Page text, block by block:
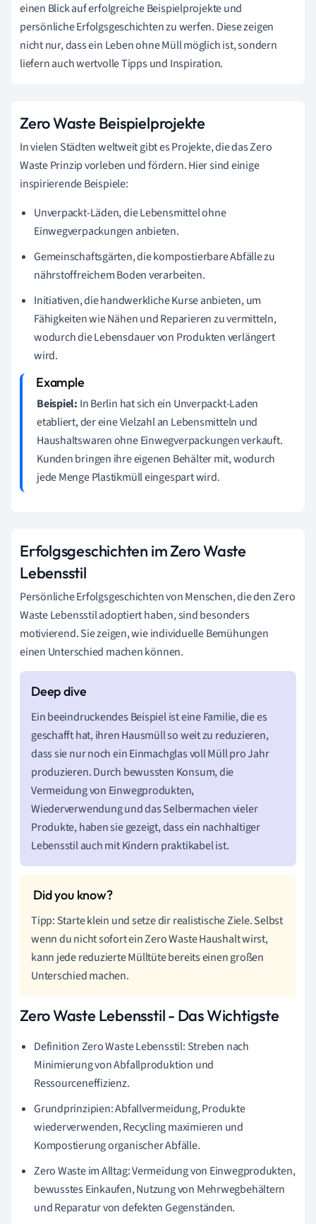
einen Blick auf erfolgreiche Beispielprojekte und
persönliche Erfolgsgeschichten zu werfen. Diese zeigen
nicht nur, dass ein Leben ohne Müll möglich ist, sondern
liefern auch wertvolle Tipps und Inspiration.
Zero Waste Beispielprojekte
In vielen Städten weltweit gibt es Projekte, die das Zero
Waste Prinzip vorleben und fördern. Hier sind einige
inspirierende Beispiele:
Unverpackt-Läden, die Lebensmittel ohne
Einwegverpackungen anbieten.
Gemeinschaftsgärten, die kompostierbare Abfälle zu
nährstoffreichem Boden verarbeiten.
Initiativen, die handwerkliche Kurse anbieten, um
Fähigkeiten wie Nähen und Reparieren zu vermitteln,
wodurch die Lebensdauer von Produkten verlängert
wird.
Beispiel: In Berlin hat sich ein Unverpackt-Laden
etabliert, der eine Vielzahl an Lebensmitteln und
Haushaltswaren ohne Einwegverpackungen verkauft.
Kunden bringen ihre eigenen Behälter mit, wodurch
jede Menge Plastikmüll eingespart wird.
Erfolgsgeschichten im Zero Waste
Lebensstil
Persönliche Erfolgsgeschichten von Menschen, die den Zero
Waste Lebensstil adoptiert haben, sind besonders
motivierend. Sie zeigen, wie individuelle Bemühungen
einen Unterschied machen können.
Ein beeindruckendes Beispiel ist eine Familie, die es
geschafft hat, ihren Hausmüll so weit zu reduzieren,
dass sie nur noch ein Einmachglas voll Müll pro Jahr
produzieren. Durch bewussten Konsum, die
Vermeidung von Einwegprodukten,
Wiederverwendung und das Selbermachen vieler
Produkte, haben sie gezeigt, dass ein nachhaltiger
Lebensstil auch mit Kindern praktikabel ist.
Tipp: Starte klein und setze dir realistische Ziele. Selbst
wenn du nicht sofort ein Zero Waste Haushalt wirst,
kann jede reduzierte Mülltüte bereits einen großen
Unterschied machen.
Zero Waste Lebensstil - Das Wichtigste
Definition Zero Waste Lebensstil: Streben nach
Minimierung von Abfallproduktion und
Ressourceneffizienz.
Grundprinzipien: Abfallvermeidung, Produkte
wiederverwenden, Recycling maximieren und
Kompostierung organischer Abfälle.
Zero Waste im Alltag: Vermeidung von Einwegprodukten,
bewusstes Einkaufen, Nutzung von Mehrwegbehältern
und Reparatur von defekten Gegenständen.